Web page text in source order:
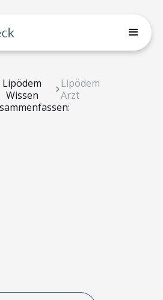
Lipödem
Wissen
Lipödem
Arzt